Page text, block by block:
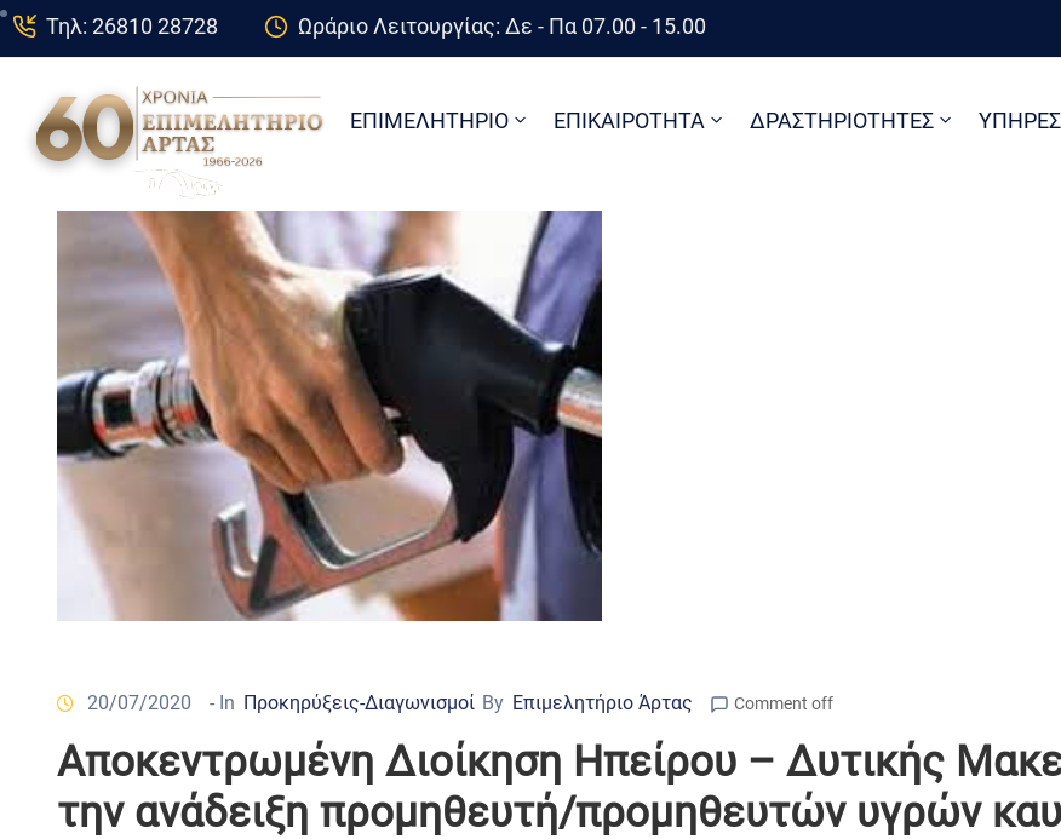
Τηλ: 26810 28728 Ωράριο Λειτουργίας: Δε - Πα 07.00 - 15.00
ΕΠΙΜΕΛΗΤΗΡΙΟ ΕΠΙΚΑΙΡΟΤΗΤΑ ΔΡΑΣΤΗΡΙΟΤΗΤΕΣ
20/07/2020 - In Προκηρύξεις-Διαγωνισμοί By Επιμελητήριο Άρτας Comment off
Αποκεντρωμένη Διοίκηση Ηπείρου – Δυτικής
την ανάδειξη προμηθευτή/προμηθευτών υγρών